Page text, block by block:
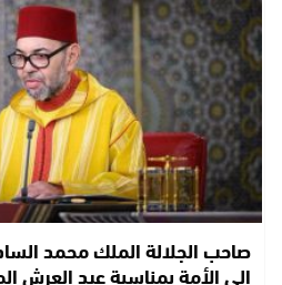
صاحب الجلالة الملك محمد
إلى الأمة بمناسبة عيد العرش